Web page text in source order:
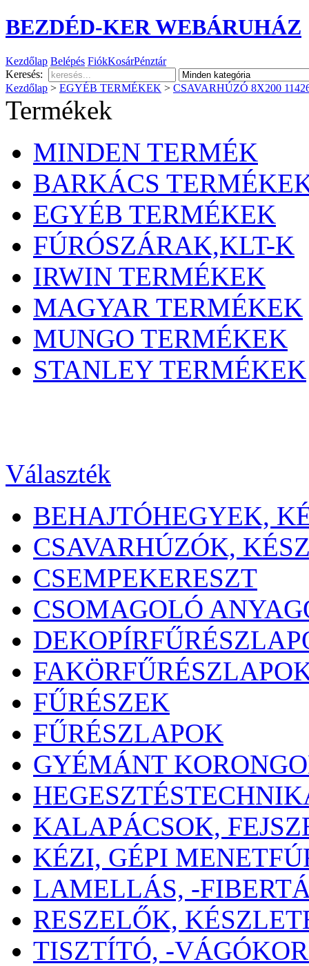
BEZDÉD-KER WEBÁRUHÁZ
Kezdőlap Belépés FiókKosárPénztár
Keresés:
Kezdőlap > EGYÉB TERMÉKEK > CSAVARHÚZÓ 8X200
Termékek
MINDEN TERMÉK
BARKÁCS
EGYÉB TERMÉKEK
FÚRÓSZÁRAK,KLT-K
IRWIN TERMÉKEK
MAGYAR TERMÉKEK
MUNGO TERMÉKEK
STANLEY TERMÉKEK
Választék
BEHAJTÓHEGYEK,
CSAVARHÚZÓK,
CSEMPEKERESZT
CSOMAGOLÓ
FŰRÉSZEK
FŰRÉSZLAPOK
GYÉMÁNT
KALAPÁCSOK,
KÉZI, GÉPI
LAMELLÁS, -
RESZELŐK,
TISZTÍTÓ, -